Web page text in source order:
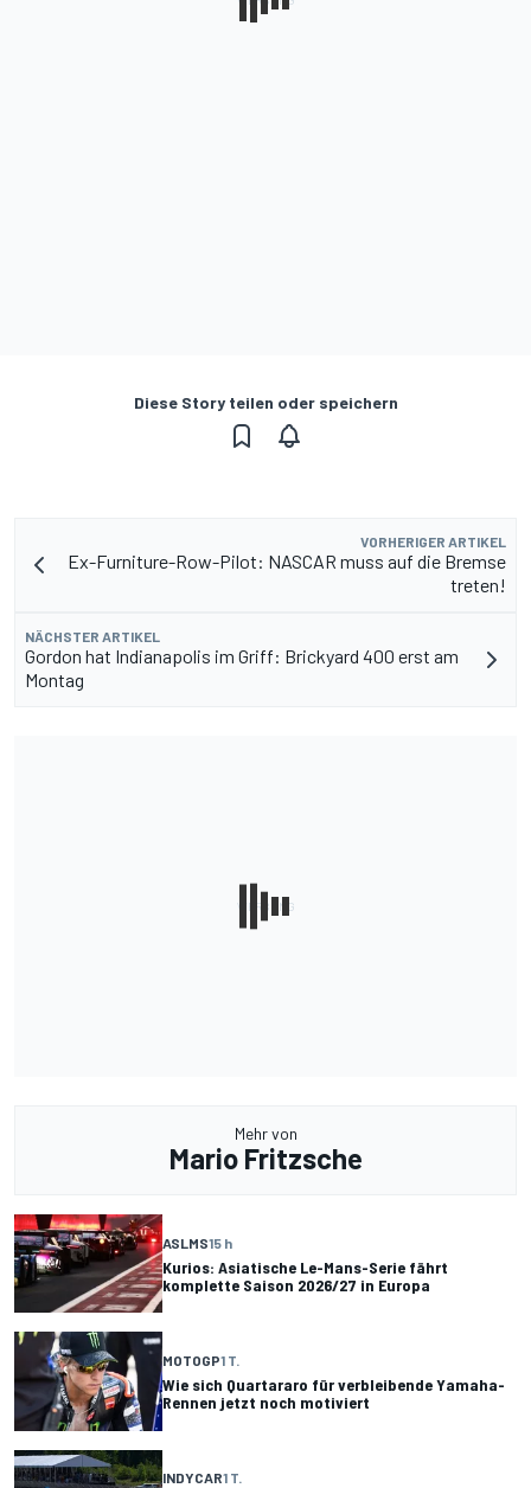
Diese Story teilen oder speichern
VORHERIGER ARTIKEL
Ex-Furniture-Row-Pilot: NASCAR muss auf die Bremse
treten!
NÄCHSTER ARTIKEL
Gordon hat Indianapolis im Griff: Brickyard 400 erst am
Montag
Mehr von
Mario Fritzsche
ASLMS15 h
Kurios: Asiatische Le-Mans-Serie fährt
komplette Saison 2026/27 in Europa
MOTOGP1 T.
Wie sich Quartararo für verbleibende Yamaha-
Rennen jetzt noch motiviert
INDYCAR1 T.